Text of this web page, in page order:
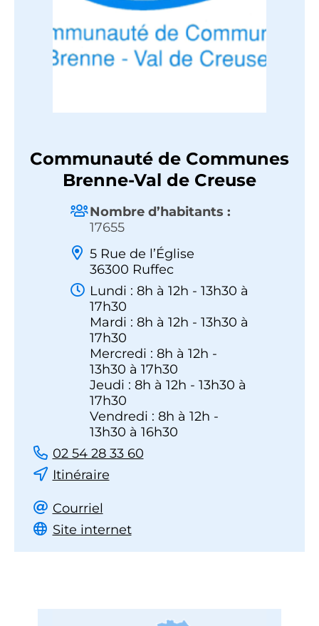
Communauté de Communes
Brenne-Val de Creuse
Nombre d’habitants :
17655
5 Rue de l’Église
36300 Ruffec
Lundi : 8h à 12h - 13h30 à
17h30
Mardi : 8h à 12h - 13h30 à
17h30
Mercredi : 8h à 12h -
13h30 à 17h30
Jeudi : 8h à 12h - 13h30 à
17h30
Vendredi : 8h à 12h -
13h30 à 16h30
02 54 28 33 60
Itinéraire
Courriel
Site internet